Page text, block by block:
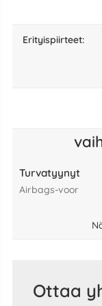
erityispiirteet:
Turvatyynyt
airbags-voor
Ottaa